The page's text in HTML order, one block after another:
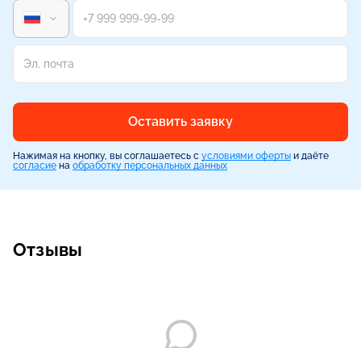
Оставить заявку
Нажимая на кнопку, вы соглашаетесь с условиями оферты и даёте
согласие на обработку персональных данных
Отзывы